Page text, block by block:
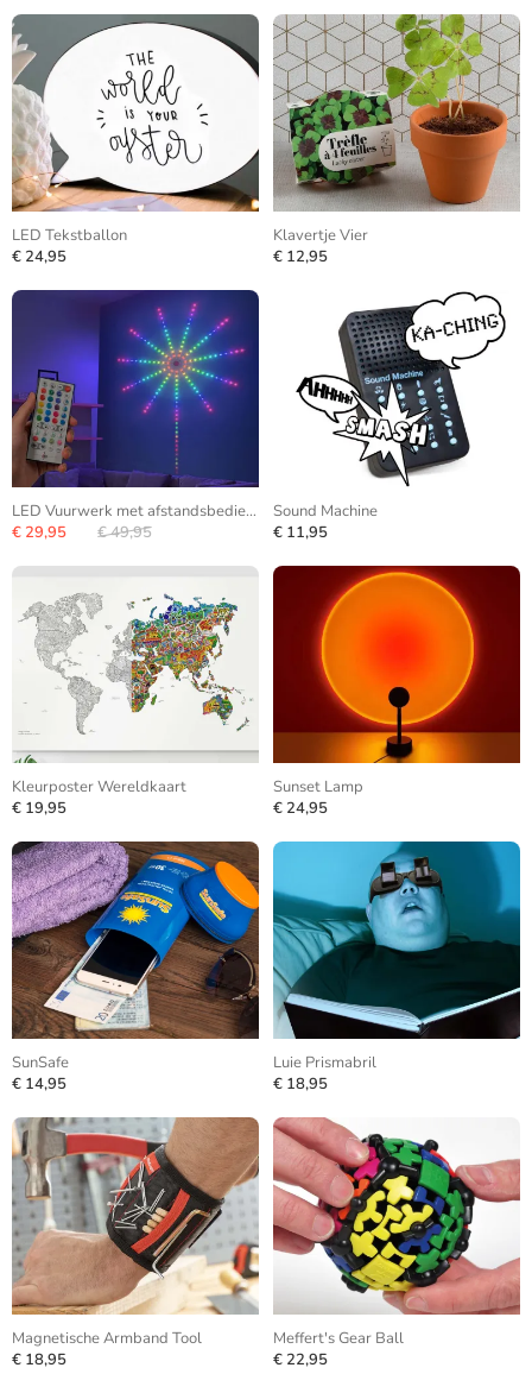
LED Tekstballon
€ 24,95
Klavertje Vier
€ 12,95
LED Vuurwerk met afstandsbediening
€ 29,95
€ 49,95
Sound Machine
€ 11,95
Kleurposter Wereldkaart
€ 19,95
Sunset Lamp
€ 24,95
SunSafe
€ 14,95
Luie Prismabril
€ 18,95
Magnetische Armband Tool
€ 18,95
Meffert's Gear Ball
€ 22,95